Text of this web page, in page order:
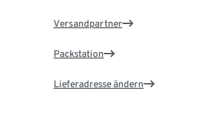
Versandpartner
Packstation
Lieferadresse ändern